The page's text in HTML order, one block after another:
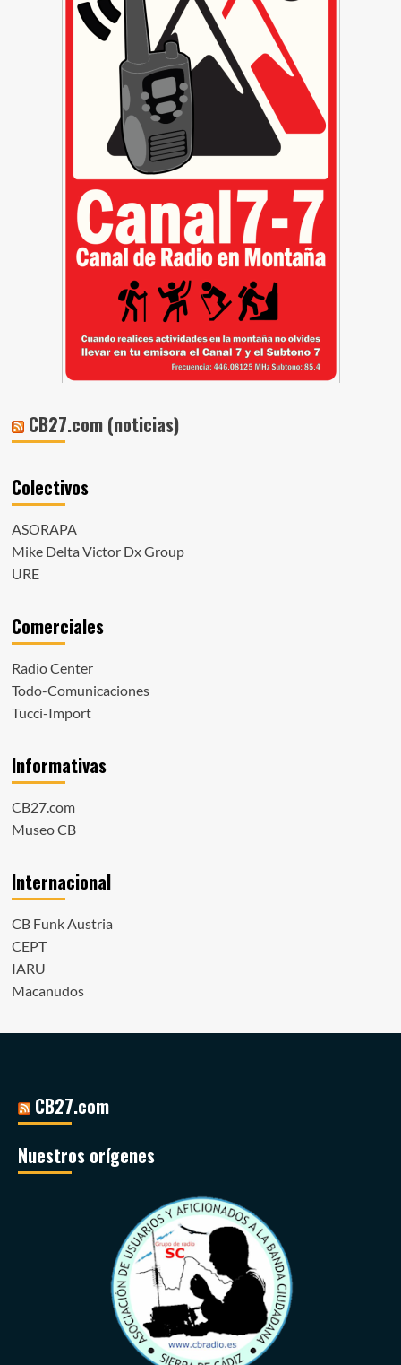
CB27.com (noticias)
Colectivos
ASORAPA
Mike Delta Victor Dx Group
URE
Comerciales
Radio Center
Todo-Comunicaciones
Tucci-Import
Informativas
CB27.com
Museo CB
Internacional
CB Funk Austria
CEPT
IARU
Macanudos
CB27.com
Nuestros orígenes